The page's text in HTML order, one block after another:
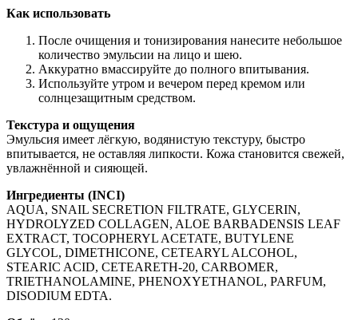
Как использовать
После очищения и тонизирования нанесите небольшое
количество эмульсии на лицо и шею.
Аккуратно вмассируйте до полного впитывания.
Используйте утром и вечером перед кремом или
солнцезащитным средством.
Текстура и ощущения
Эмульсия имеет лёгкую, водянистую текстуру, быстро
впитывается, не оставляя липкости. Кожа становится свежей,
увлажнённой и сияющей.
Ингредиенты (INCI)
AQUA, SNAIL SECRETION FILTRATE, GLYCERIN,
HYDROLYZED COLLAGEN, ALOE BARBADENSIS LEAF
EXTRACT, TOCOPHERYL ACETATE, BUTYLENE
GLYCOL, DIMETHICONE, CETEARYL ALCOHOL,
STEARIC ACID, CETEARETH-20, CARBOMER,
TRIETHANOLAMINE, PHENOXYETHANOL, PARFUM,
DISODIUM EDTA.